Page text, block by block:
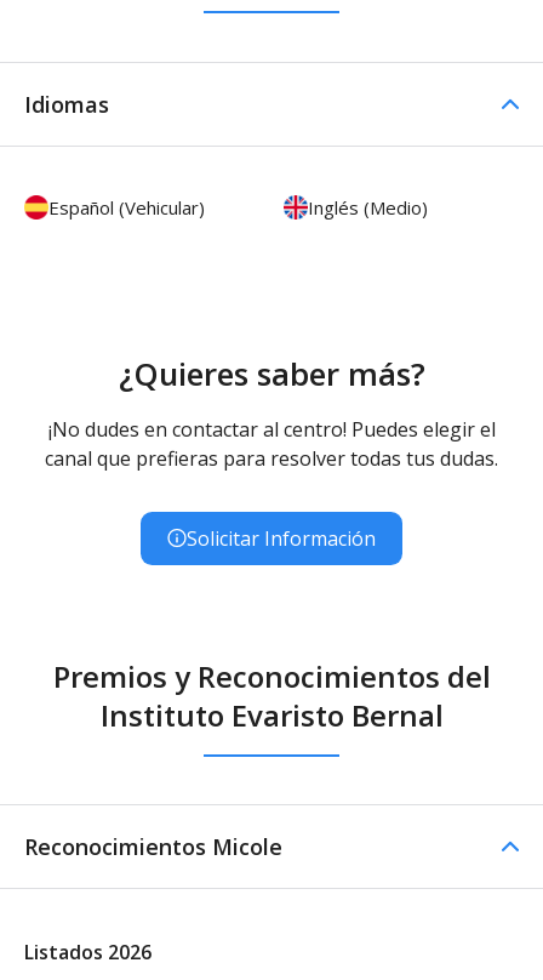
Idiomas
Español (Vehicular) Inglés (Medio)
¿Quieres saber más?
¡No dudes en contactar al centro! Puedes elegir el
canal que prefieras para resolver todas tus dudas.
Solicitar Información
Premios y Reconocimientos del
Instituto Evaristo Bernal
Reconocimientos Micole
Listados 2026